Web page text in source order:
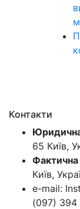
Контакти
65 Київ,
Київ,
e-mail:
(097) 394